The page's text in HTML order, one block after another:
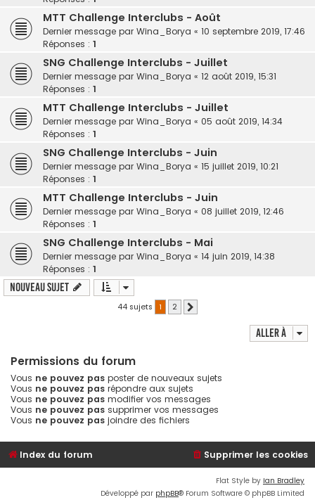
MTT Challenge Interclubs - Août
Dernier message par Wina_Borya « 10 septembre 2019, 17:46
Réponses : 1
SNG Challenge Interclubs - Juillet
Dernier message par Wina_Borya « 12 août 2019, 15:31
Réponses : 1
MTT Challenge Interclubs - Juillet
Dernier message par Wina_Borya « 05 août 2019, 14:34
Réponses : 1
SNG Challenge Interclubs - Juin
Dernier message par Wina_Borya « 15 juillet 2019, 10:21
Réponses : 1
MTT Challenge Interclubs - Juin
Dernier message par Wina_Borya « 08 juillet 2019, 12:46
Réponses : 1
SNG Challenge Interclubs - Mai
Dernier message par Wina_Borya « 14 juin 2019, 14:38
Réponses : 1
Nouveau sujet
44 sujets 1 2
Aller à
Permissions du forum
Vous ne pouvez pas poster de nouveaux sujets
Vous ne pouvez pas répondre aux sujets
Vous ne pouvez pas modifier vos messages
Vous ne pouvez pas supprimer vos messages
Vous ne pouvez pas joindre des fichiers
Index du forum Supprimer les cookies
Flat Style by Ian Bradley
Développé par phpBB® Forum Software © phpBB Limited